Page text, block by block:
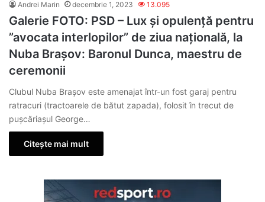
Andrei Marin decembrie 1, 2023 13.095
Galerie FOTO: PSD – Lux și opulență pentru
”avocata interlopilor” de ziua națională, la
Nuba Brașov: Baronul Dunca, maestru de
ceremonii
Clubul Nuba Brașov este amenajat într-un fost garaj pentru
ratracuri (tractoarele de bătut zapada), folosit în trecut de
pușcăriașul George…
Citește mai mult